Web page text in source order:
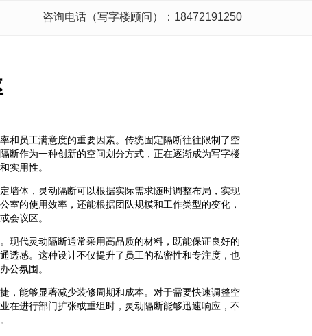
咨询电话（写字楼顾问）：18472191250
和员工满意度的重要因素。传统固定隔断往往限制了空
断作为一种创新的空间划分方式，正在逐渐成为写字楼
实用性。
墙体，灵动隔断可以根据实际需求随时调整布局，实现
室的使用效率，还能根据团队规模和工作类型的变化，
会议区。
现代灵动隔断通常采用高品质的材料，既能保证良好的
透感。这种设计不仅提升了员工的私密性和专注度，也
公氛围。
，能够显著减少装修周期和成本。对于需要快速调整空
在进行部门扩张或重组时，灵动隔断能够迅速响应，不